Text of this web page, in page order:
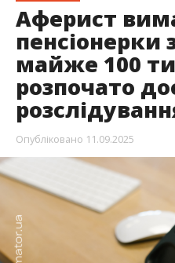
Аферист
пенсіонерки
майже 100
розпочато
Опубліковано 11.09.2025